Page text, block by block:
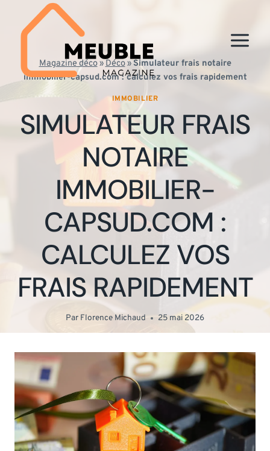
contenu
Magazine déco»Déco»Simulateur frais notaire
immobilier-capsud.com : calculez vos frais rapidement
IMMOBILIER
SIMULATEUR FRAIS
NOTAIRE
IMMOBILIER-
CAPSUD.COM :
CALCULEZ VOS
FRAIS RAPIDEMENT
Par Florence Michaud 25 mai 2026